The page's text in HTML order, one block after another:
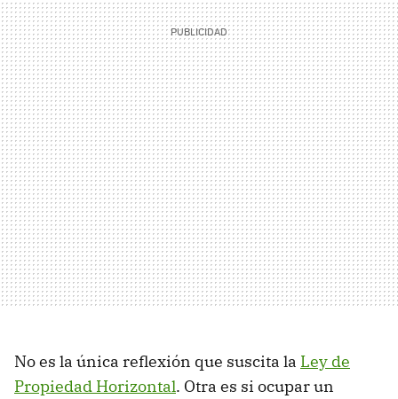
No es la única reflexión que suscita la Ley de
Propiedad Horizontal. Otra es si ocupar un